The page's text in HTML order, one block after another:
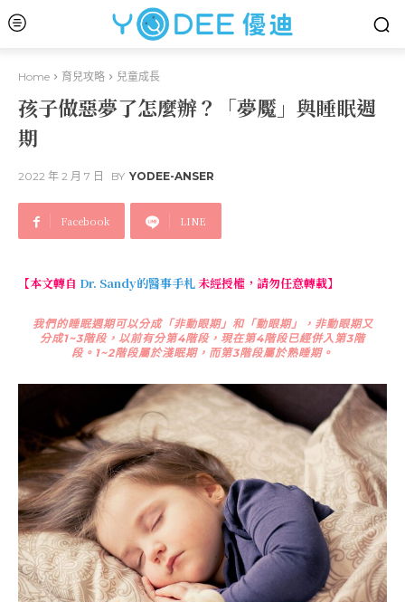
Home 育兒攻略 兒童成長
孩子做惡夢了怎麼辦？「夢魘」與睡眠週
期
2022 年 2 月 7 日 BY YODEE-ANSER
Facebook LINE
【本文轉自 Dr. Sandy的醫事手札未經授權，請勿任意轉載】
我們的睡眠週期可以分成「非動眼期」和「動眼期」，非動眼期又
分成1~3階段，以前有分第4階段，現在第4階段已經併入第3階
段。1~2階段屬於淺眠期，而第3階段屬於熟睡期。